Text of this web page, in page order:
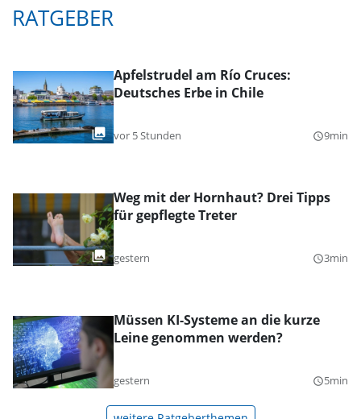
RATGEBER
Apfelstrudel am Río Cruces:
Deutsches Erbe in Chile
vor 5 Stunden query_builder9min
Weg mit der Hornhaut? Drei Tipps
für gepflegte Treter
gestern query_builder3min
Müssen KI-Systeme an die kurze
Leine genommen werden?
gestern query_builder5min